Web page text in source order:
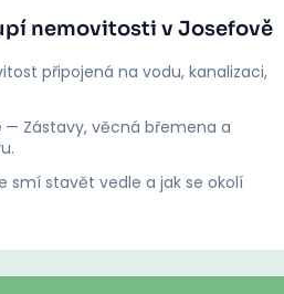
nemovitosti v Josefově
připojená na vodu, kanalizaci,
— Zástavy, věcná břemena a
smí stavět vedle a jak se okolí